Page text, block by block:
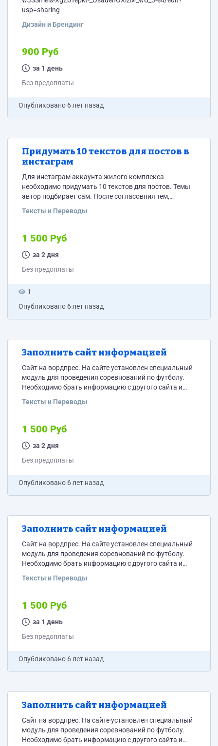
usp=sharing
Дизайн и Брендинг
900 Руб
за 1 день
Без предоплаты
Опубликовано 6 лет назад
Придумать 10 текстов для постов в
инстаграм
Для инстаграм аккаунта жилого комплекса
необходимо придумать 10 текстов для постов. Темы
автор подбирает сам. После согласовния тем,
Тексты и Переводы
1 500 Руб
за 2 дня
Без предоплаты
1
Опубликовано 6 лет назад
Заполнить сайт информацией
Сайт на вордпрес. На сайте установлен специальный
модуль для проведения соревнований по футболу.
Необходимо брать информацию с другого сайта и
перенести игроков, создать матчи и заполнить
https://docs.google.com/document/d/
usp=sharing Пишите, пожалуйста, кто готов делать
весь день скучную монотонную работу. Оплата 1500
Тексты и Переводы
1 500 Руб
за 2 дня
Без предоплаты
Опубликовано 6 лет назад
Заполнить сайт информацией
Сайт на вордпрес. На сайте установлен специальный
модуль для проведения соревнований по футболу.
Необходимо брать информацию с другого сайта и
перенести игроков, создать матчи и заполнить
https://docs.google.com/document/d/
usp=sharing
Тексты и Переводы
1 500 Руб
за 1 день
Без предоплаты
Опубликовано 6 лет назад
Заполнить сайт информацией
Сайт на вордпрес. На сайте установлен специальный
модуль для проведения соревнований по футболу.
Необходимо брать информацию с другого сайта и